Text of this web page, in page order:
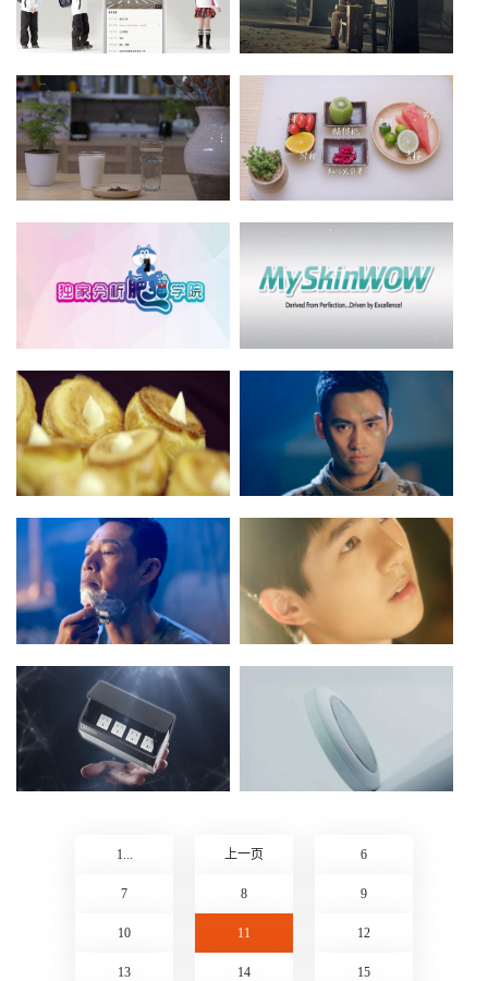
链家app广告
点击查看》
链家抢房节 - 旅行篇
点击查看》
弥茶 - 弥语琥珀篇
点击查看》
肥猫理财
点击查看》
生物科学 - 抗衰老面霜
点击查看》
微泡芙
点击查看》
湖南卫视 - 真正男子汉 - 袁弘篇
点击查看》
湖南卫视 - 真正男子汉 - 张丰毅
点击查看》
点击查看》
1... 上一页 6
7 8 9
10 11 12
13 14 15